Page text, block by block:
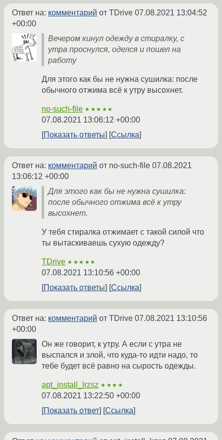
Ответ на: комментарий от TDrive 07.08.2021 13:04:52
+00:00
Вечером кинул одежду в стиралку, с
утра проснулся, оделся и пошел на
работу
Для этого как бы не нужна сушилка: после
обычного отжима всё к утру высохнет.
no-such-file ★★★★★
07.08.2021 13:06:12 +00:00
Показать ответы
Ссылка
Ответ на: комментарий от no-such-file 07.08.2021
13:06:12 +00:00
Для этого как бы не нужна сушилка:
после обычного отжима всё к утру
высохнет.
У тебя стиралка отжимает с такой силой что
ты вытаскиваешь сухую одежду?
TDrive ★★★★★
07.08.2021 13:10:56 +00:00
Показать ответы
Ссылка
Ответ на: комментарий от TDrive 07.08.2021 13:10:56
+00:00
Он же говорит, к утру. А если с утра не
выспался и злой, что куда-то идти надо, то
тебе будет всё равно на сырость одежды.
apt_install_lrzsz ★★★★
07.08.2021 13:22:50 +00:00
Показать ответ
Ссылка